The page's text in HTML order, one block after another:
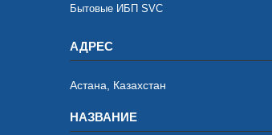
Бытовые ИБП SVC
Астана, Казахстан